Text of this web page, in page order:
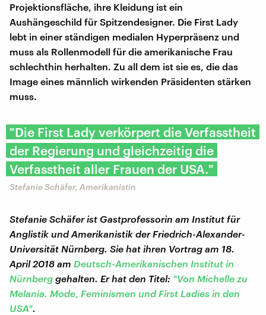
Projektionsfläche, ihre Kleidung ist ein
Aushängeschild für Spitzendesigner. Die First Lady
lebt in einer ständigen medialen Hyperpräsenz und
muss als Rollenmodell für die amerikanische Frau
schlechthin herhalten. Zu all dem ist sie es, die das
Image eines männlich wirkenden Präsidenten stärken
muss.
"Die First Lady verkörpert die Verfasstheit
der Regierung und gleichzeitig die
Verfasstheit aller Frauen der USA."
Stefanie Schäfer, Amerikanistin
Stefanie Schäfer ist Gastprofessorin am Institut für
Anglistik und Amerikanistik der Friedrich-Alexander-
Universität Nürnberg. Sie hat ihren Vortrag am 18.
April 2018 am Deutsch-Amerikanischen Institut in
Nürnberg gehalten. Er hat den Titel: "Von Michelle zu
Melania. Mode, Feminismen und First Ladies in den
USA".